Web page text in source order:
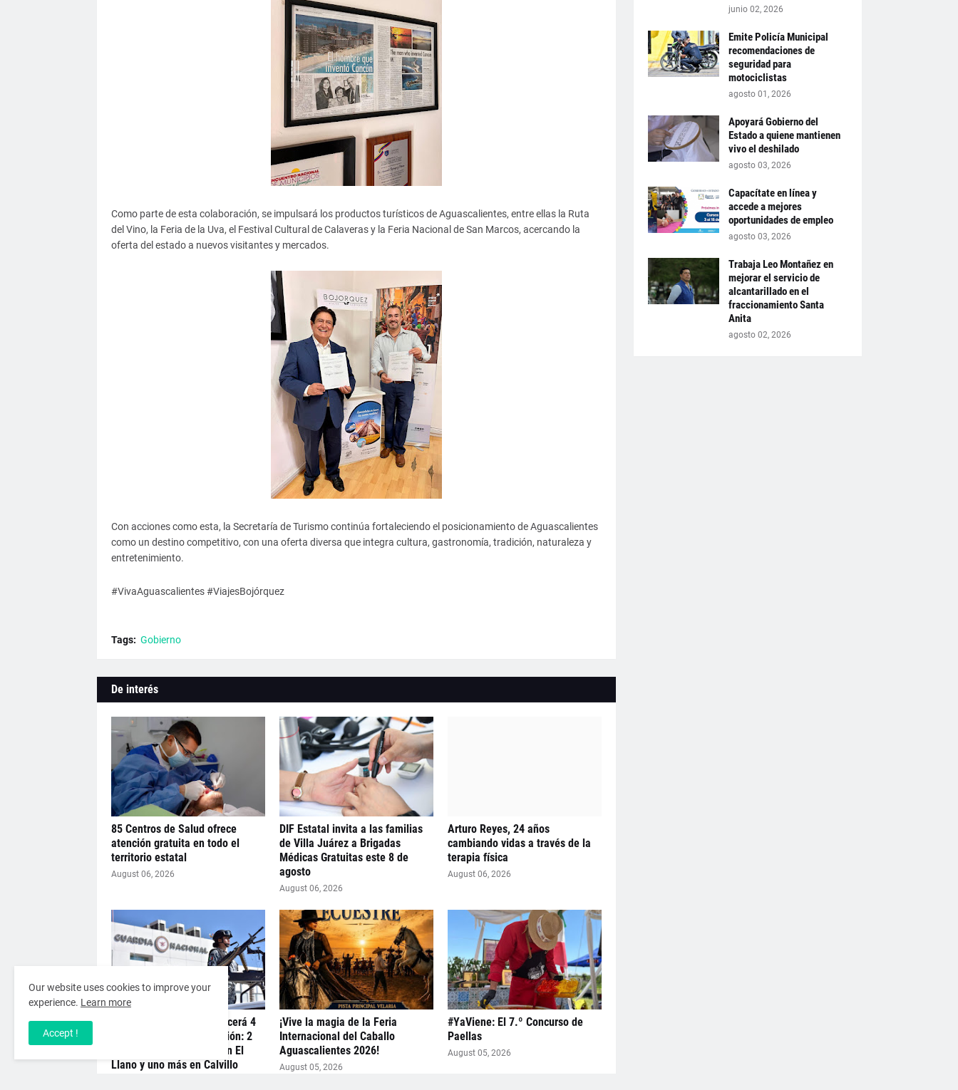
Como parte de esta colaboración, se impulsará los productos turísticos de Aguascalientes, entre ellas la Ruta
del Vino, la Feria de la Uva, el Festival Cultural de Calaveras y la Feria Nacional de San Marcos, acercando la
oferta del estado a nuevos visitantes y mercados.
Con acciones como esta, la Secretaría de Turismo continúa fortaleciendo el posicionamiento de Aguascalientes
como un destino competitivo, con una oferta diversa que integra cultura, gastronomía, tradición, naturaleza y
entretenimiento.
#VivaAguascalientes #ViajesBojórquez
Tags: Gobierno
De interés
85 Centros de Salud ofrece
atención gratuita en todo el
territorio estatal
August 06, 2026
DIF Estatal invita a las familias
de Villa Juárez a Brigadas
Médicas Gratuitas este 8 de
agosto
August 06, 2026
Arturo Reyes, 24 años
cambiando vidas a través de la
terapia física
August 06, 2026
Guardia Nacional establecerá 4
nuevos puntos de operación: 2
en Ejido Peñuelas, otro en El
Llano y uno más en Calvillo
¡Vive la magia de la Feria
Internacional del Caballo
Aguascalientes 2026!
August 05, 2026
#YaViene: El 7.º Concurso de
Paellas
August 05, 2026
junio 02, 2026
Emite Policía Municipal
recomendaciones de
seguridad para
motociclistas
agosto 01, 2026
Apoyará Gobierno del
Estado a quiene mantienen
vivo el deshilado
agosto 03, 2026
Capacítate en línea y
accede a mejores
oportunidades de empleo
agosto 03, 2026
Trabaja Leo Montañez en
mejorar el servicio de
alcantarillado en el
fraccionamiento Santa
Anita
agosto 02, 2026
Our website uses cookies to improve your
experience. Learn more
Accept !